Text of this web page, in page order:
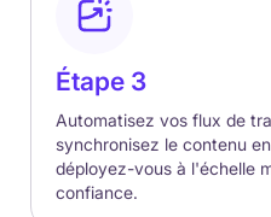
Étape 3
Automatisez vos flux de
synchronisez le contenu
déployez-vous à l'échelle
confiance.